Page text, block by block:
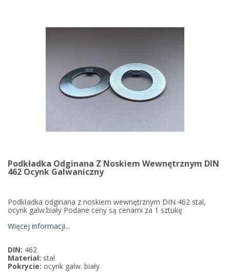
Podkładka Odginana Z Noskiem Wewnętrznym DIN
462 Ocynk Galwaniczny
Podkładka odginana z noskiem wewnętrznym DIN 462 stal,
ocynk galw.biały Podane ceny są cenami za 1 sztukę
Więcej informacji...
DIN: 462
Materiał: stal
Pokrycie: ocynk galw. biały